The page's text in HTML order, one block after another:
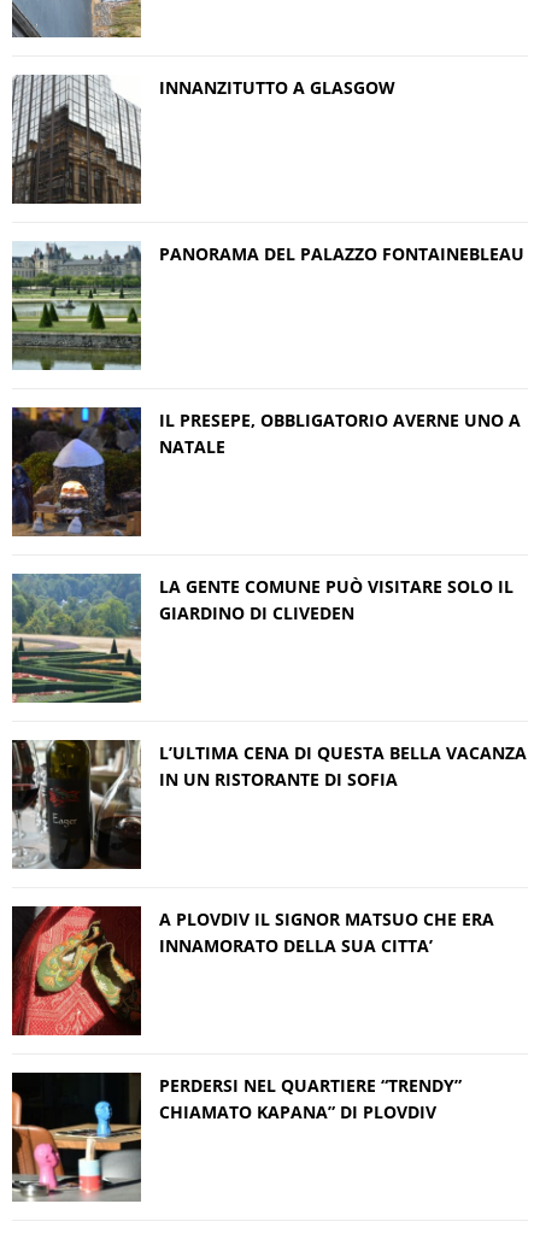
INNANZITUTTO A GLASGOW
PANORAMA DEL PALAZZO FONTAINEBLEAU
IL PRESEPE, OBBLIGATORIO AVERNE UNO A
NATALE
LA GENTE COMUNE PUÒ VISITARE SOLO IL
GIARDINO DI CLIVEDEN
L’ULTIMA CENA DI QUESTA BELLA VACANZA
IN UN RISTORANTE DI SOFIA
A PLOVDIV IL SIGNOR MATSUO CHE ERA
INNAMORATO DELLA SUA CITTA’
PERDERSI NEL QUARTIERE “TRENDY”
CHIAMATO KAPANA” DI PLOVDIV